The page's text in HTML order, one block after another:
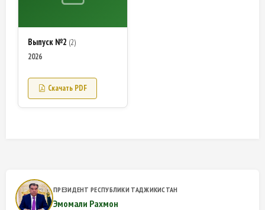
Выпуск №2 (2)
2026
Скачать PDF
ПРЕЗИДЕНТ РЕСПУБЛИКИ ТАДЖИКИСТАН
Эмомали Рахмон